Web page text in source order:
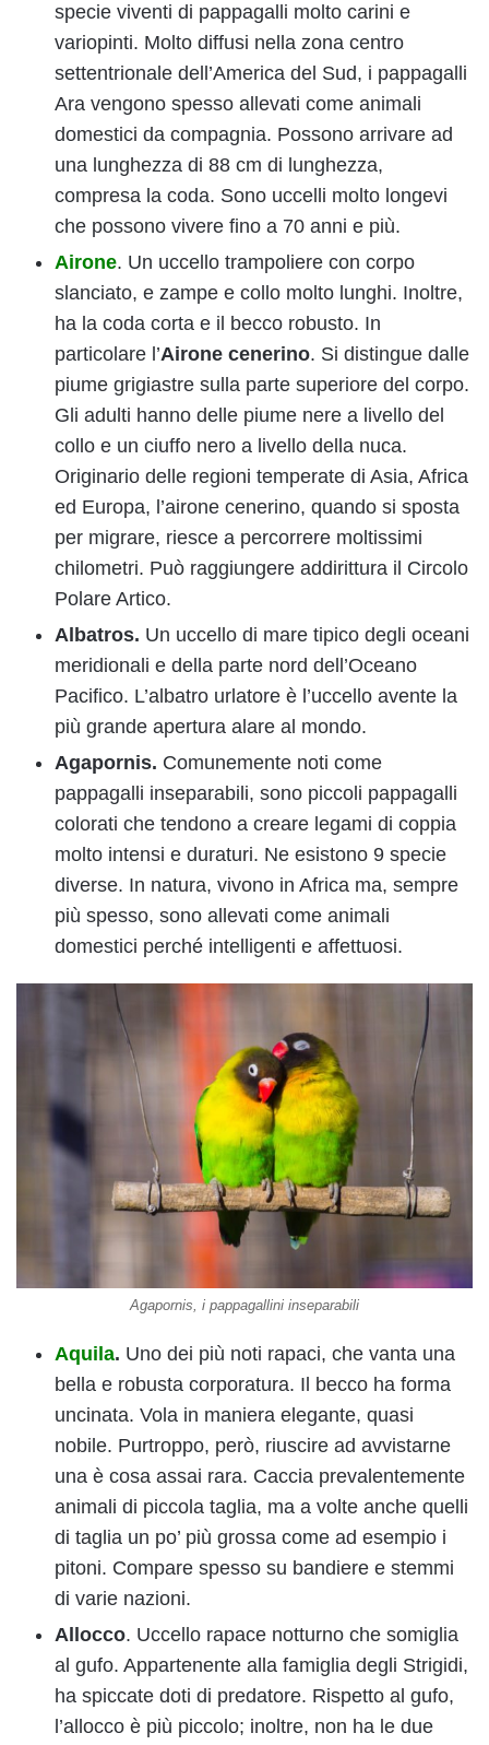
specie viventi di pappagalli molto carini e
variopinti. Molto diffusi nella zona centro
settentrionale dell’America del Sud, i pappagalli
Ara vengono spesso allevati come animali
domestici da compagnia. Possono arrivare ad
una lunghezza di 88 cm di lunghezza,
compresa la coda. Sono uccelli molto longevi
che possono vivere fino a 70 anni e più.
Airone. Un uccello trampoliere con corpo
slanciato, e zampe e collo molto lunghi. Inoltre,
ha la coda corta e il becco robusto. In
particolare l’Airone cenerino. Si distingue dalle
piume grigiastre sulla parte superiore del corpo.
Gli adulti hanno delle piume nere a livello del
collo e un ciuffo nero a livello della nuca.
Originario delle regioni temperate di Asia, Africa
ed Europa, l’airone cenerino, quando si sposta
per migrare, riesce a percorrere moltissimi
chilometri. Può raggiungere addirittura il Circolo
Polare Artico.
Albatros. Un uccello di mare tipico degli oceani
meridionali e della parte nord dell’Oceano
Pacifico. L’albatro urlatore è l’uccello avente la
più grande apertura alare al mondo.
Agapornis. Comunemente noti come
pappagalli inseparabili, sono piccoli pappagalli
colorati che tendono a creare legami di coppia
molto intensi e duraturi. Ne esistono 9 specie
diverse. In natura, vivono in Africa ma, sempre
più spesso, sono allevati come animali
domestici perché intelligenti e affettuosi.
Agapornis, i pappagallini inseparabili
Aquila. Uno dei più noti rapaci, che vanta una
bella e robusta corporatura. Il becco ha forma
uncinata. Vola in maniera elegante, quasi
nobile. Purtroppo, però, riuscire ad avvistarne
una è cosa assai rara. Caccia prevalentemente
animali di piccola taglia, ma a volte anche quelli
di taglia un po’ più grossa come ad esempio i
pitoni. Compare spesso su bandiere e stemmi
di varie nazioni.
Allocco. Uccello rapace notturno che somiglia
al gufo. Appartenente alla famiglia degli Strigidi,
ha spiccate doti di predatore. Rispetto al gufo,
l’allocco è più piccolo; inoltre, non ha le due